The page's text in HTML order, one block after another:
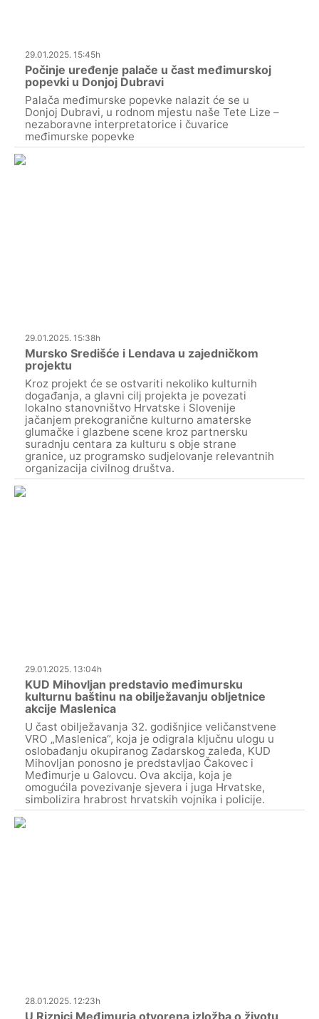
29.01.2025. 15:45h
Počinje uređenje palače u čast međimurskoj
popevki u Donjoj Dubravi
Palača međimurske popevke nalazit će se u
Donjoj Dubravi, u rodnom mjestu naše Tete Lize –
nezaboravne interpretatorice i čuvarice
međimurske popevke
29.01.2025. 15:38h
Mursko Središće i Lendava u zajedničkom
projektu
Kroz projekt će se ostvariti nekoliko kulturnih
događanja, a glavni cilj projekta je povezati
lokalno stanovništvo Hrvatske i Slovenije
jačanjem prekogranične kulturno amaterske
glumačke i glazbene scene kroz partnersku
suradnju centara za kulturu s obje strane
granice, uz programsko sudjelovanje relevantnih
organizacija civilnog društva.
29.01.2025. 13:04h
KUD Mihovljan predstavio međimursku
kulturnu baštinu na obilježavanju obljetnice
akcije Maslenica
U čast obilježavanja 32. godišnjice veličanstvene
VRO „Maslenica“, koja je odigrala ključnu ulogu u
oslobađanju okupiranog Zadarskog zaleđa, KUD
Mihovljan ponosno je predstavljao Čakovec i
Međimurje u Galovcu. Ova akcija, koja je
omogućila povezivanje sjevera i juga Hrvatske,
simbolizira hrabrost hrvatskih vojnika i policije.
28.01.2025. 12:23h
U Riznici Međimurja otvorena izložba o životu